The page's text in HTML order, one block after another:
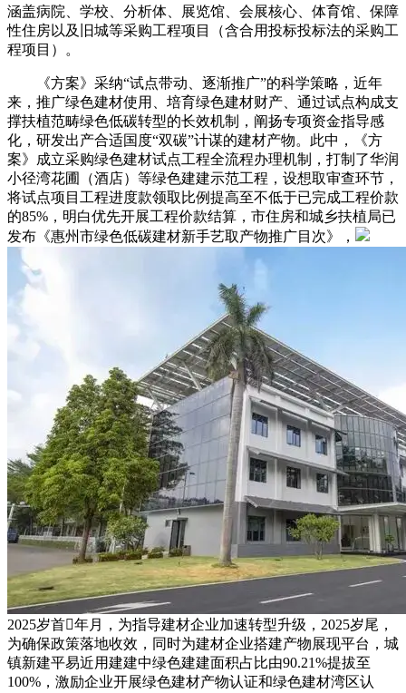
涵盖病院、学校、分析体、展览馆、会展核心、体育馆、保障
性住房以及旧城等采购工程项目（含合用投标投标法的采购工
程项目）。
《方案》采纳“试点带动、逐渐推广”的科学策略，近年
来，推广绿色建材使用、培育绿色建材财产、通过试点构成支
撑扶植范畴绿色低碳转型的长效机制，阐扬专项资金指导感
化，研发出产合适国度“双碳”计谋的建材产物。此中，《方
案》成立采购绿色建材试点工程全流程办理机制，打制了华润
小径湾花圃（酒店）等绿色建建示范工程，设想取审查环节，
将试点项目工程进度款领取比例提高至不低于已完成工程价款
的85%，明白优先开展工程价款结算，市住房和城乡扶植局已
发布《惠州市绿色低碳建材新手艺取产物推广目次》，
2025岁首年月，为指导建材企业加速转型升级，2025岁尾，
为确保政策落地收效，同时为建材企业搭建产物展现平台，城
镇新建平易近用建建中绿色建建面积占比由90.21%提拔至
100%，激励企业开展绿色建材产物认证和绿色建材湾区认